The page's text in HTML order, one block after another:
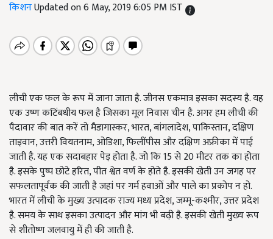
किशनUpdated on 6 May, 2019 6:05 PM IST
लीची एक फल के रूप में जाना जाता है. जीनस एकमात्र इसका सदस्य है. यह
एक उष्ण कटिंबधीय फल है जिसका मूल निवास चीन है. अगर हम लीची की
पैदावार की बात करें तो मैडागास्कर, भारत, बांगलादेश, पाकिस्तान, दक्षिण
ताइवान, उत्तरी वियतनाम, ओडिशा, फिलींपीस और दक्षिण अफ्रीका में पाई
जाती है. यह एक सदाबहार पेड़ होता है. जो कि 15 से 20 मीटर तक का होता
है. इसके पुष्प छोटे हरित, पीत श्वेत वर्ण के होते है. इसकी खेती उन जगह पर
सफलतापूर्वक की जाती है जहां पर गर्म हवाओं और पाले का प्रकोप न हो.
भारत में लीची के मुख्य उत्पादक राज्य मध्य प्रदेश, जम्मू-कश्मीर, उत्तर प्रदेश
है. समय के साथ इसका उत्पादन और मांग भी बढ़ी है. इसकी खेती मुख्य रूप
से शीतोष्ण जलवायु में ही की जाती है.